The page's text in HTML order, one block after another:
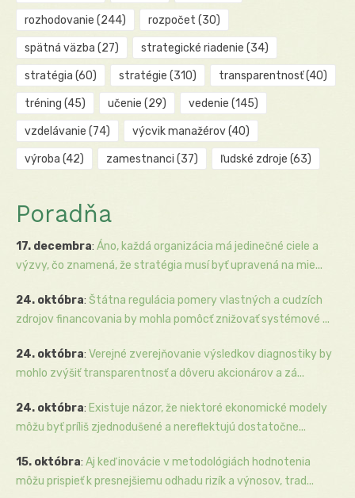
rozhodovanie (244) rozpočet (30)
spätná väzba (27) strategické riadenie (34)
stratégia (60) stratégie (310) transparentnosť(40)
tréning (45) učenie (29) vedenie (145)
vzdelávanie (74) výcvik manažérov(40)
výroba (42) zamestnanci (37) ľudské zdroje (63)
Poradňa
17. decembra: Áno, každá organizácia má jedinečné ciele a
výzvy, čo znamená, že stratégia musí byť upravená na mie...
24. októbra: Štátna regulácia pomery vlastných a cudzích
zdrojov financovania by mohla pomôcť znižovať systémové ...
24. októbra: Verejné zverejňovanie výsledkov diagnostiky by
mohlo zvýšiť transparentnosť a dôveru akcionárov a zá...
24. októbra: Existuje názor, že niektoré ekonomické modely
môžu byť príliš zjednodušené a nereflektujú dostatočne...
15. októbra: Aj keď inovácie v metodológiách hodnotenia
môžu prispieť k presnejšiemu odhadu rizík a výnosov, trad...